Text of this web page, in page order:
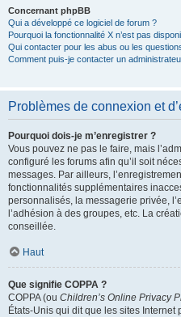
Concernant phpBB
Qui a développé ce logiciel de forum ?
Pourquoi la fonctionnalité X n’est pas
Qui contacter pour les abus ou les
Comment puis-je contacter un
Problèmes de connexion et
Pourquoi dois-je m’enregistrer ?
Vous pouvez ne pas le faire, mais
configuré les forums afin qu’il soit
messages. Par ailleurs,
fonctionnalités supplémentaires
personnalisés, la messagerie privée,
l’adhésion à des groupes, etc. La
conseillée.
Haut
Que signifie COPPA ?
COPPA (ou Children’s Online Privacy
États-Unis qui dit que les sites